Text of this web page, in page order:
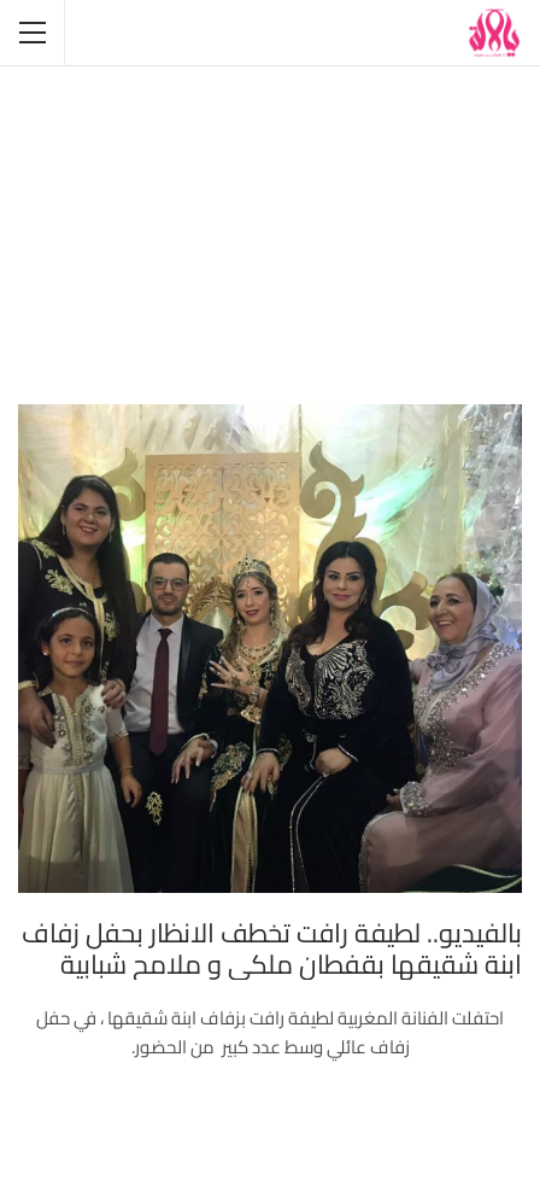
بالفيديو.. لطيفة رافت تخطف الانظار بحفل زفاف
ابنة شقيقها بقفطان ملكي و ملامح شبابية
احتفلت الفنانة المغربية لطيفة رافت بزفاف ابنة شقيقها ، في حفل
زفاف عائلي وسط عدد كبير من الحضور.